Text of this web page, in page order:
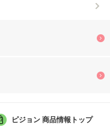
ピジョン 商品情報トップ